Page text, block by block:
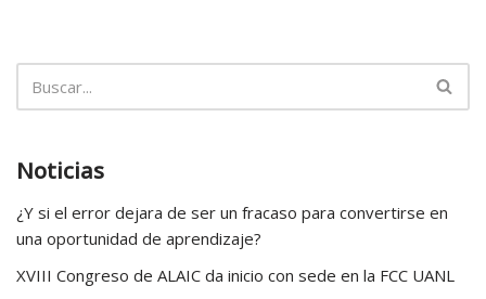
Noticias
¿Y si el error dejara de ser un fracaso para convertirse en
una oportunidad de aprendizaje?
XVIII Congreso de ALAIC da inicio con sede en la FCC UANL